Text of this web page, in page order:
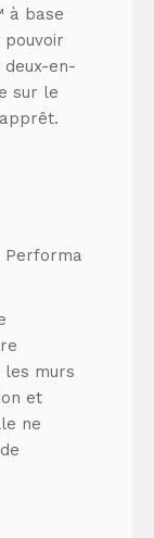
à base
deux-en-
sur le
les murs
et
ne